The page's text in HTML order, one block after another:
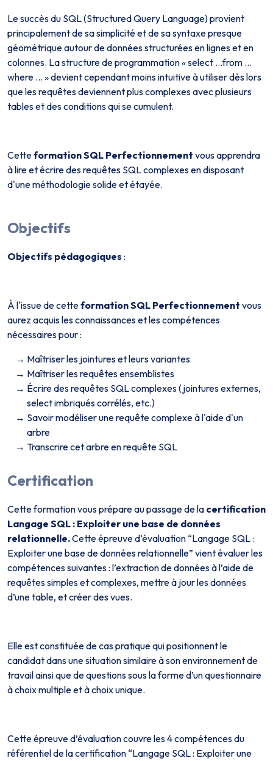
Le succès du SQL (Structured Query Language) provient
principalement de sa simplicité et de sa syntaxe presque
géométrique autour de données structurées en lignes et en
colonnes. La structure de programmation « select …from …
where … » devient cependant moins intuitive à utiliser dès lors
que les requêtes deviennent plus complexes avec plusieurs
tables et des conditions qui se cumulent.
Cetteformation SQL Perfectionnement vous apprendra
à lire et écrire des requêtes SQL complexes en disposant
d'une méthodologie solide et étayée.
Objectifs
Objectifs pédagogiques :
À l'issue de cetteformation SQL Perfectionnement vous
aurez acquis les connaissances et les compétences
nécessaires pour :
Maîtriser les jointures et leurs variantes
Maîtriser les requêtes ensemblistes
Écrire des requêtes SQL complexes (jointures externes,
select imbriqués corrélés, etc.)
Savoir modéliser une requête complexe à l'aide d'un
arbre
Transcrire cet arbre en requête SQL
Certification
Cette formation vous prépare au passage de la certification
Langage SQL : Exploiter une base de données
relationnelle.Cette épreuve d’évaluation “Langage SQL :
Exploiter une base de données relationnelle” vient évaluer les
compétences suivantes : l’extraction de données à l’aide de
requêtes simples et complexes, mettre à jour les données
d’une table, et créer des vues.
Elle est constituée de cas pratique qui positionnent le
candidat dans une situation similaire à son environnement de
travail ainsi que de questions sous la forme d’un questionnaire
à choix multiple et à choix unique.
Cette épreuve d’évaluation couvre les 4 compétences du
référentiel de la certification “Langage SQL : Exploiter une